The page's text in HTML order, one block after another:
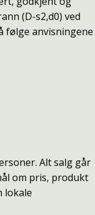
(D-s2,d0) ved
følge anvisningene
Alt salg går
om pris, produkt
lokale